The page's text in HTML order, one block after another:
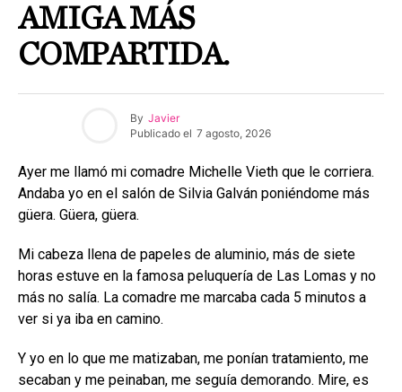
AMIGA MÁS
COMPARTIDA.
By Javier
Publicado el 7 agosto, 2026
Ayer me llamó mi comadre Michelle Vieth que le corriera.
Andaba yo en el salón de Silvia Galván poniéndome más
güera. Güera, güera.
Mi cabeza llena de papeles de aluminio, más de siete
horas estuve en la famosa peluquería de Las Lomas y no
más no salía. La comadre me marcaba cada 5 minutos a
ver si ya iba en camino.
Y yo en lo que me matizaban, me ponían tratamiento, me
secaban y me peinaban, me seguía demorando. Mire, es